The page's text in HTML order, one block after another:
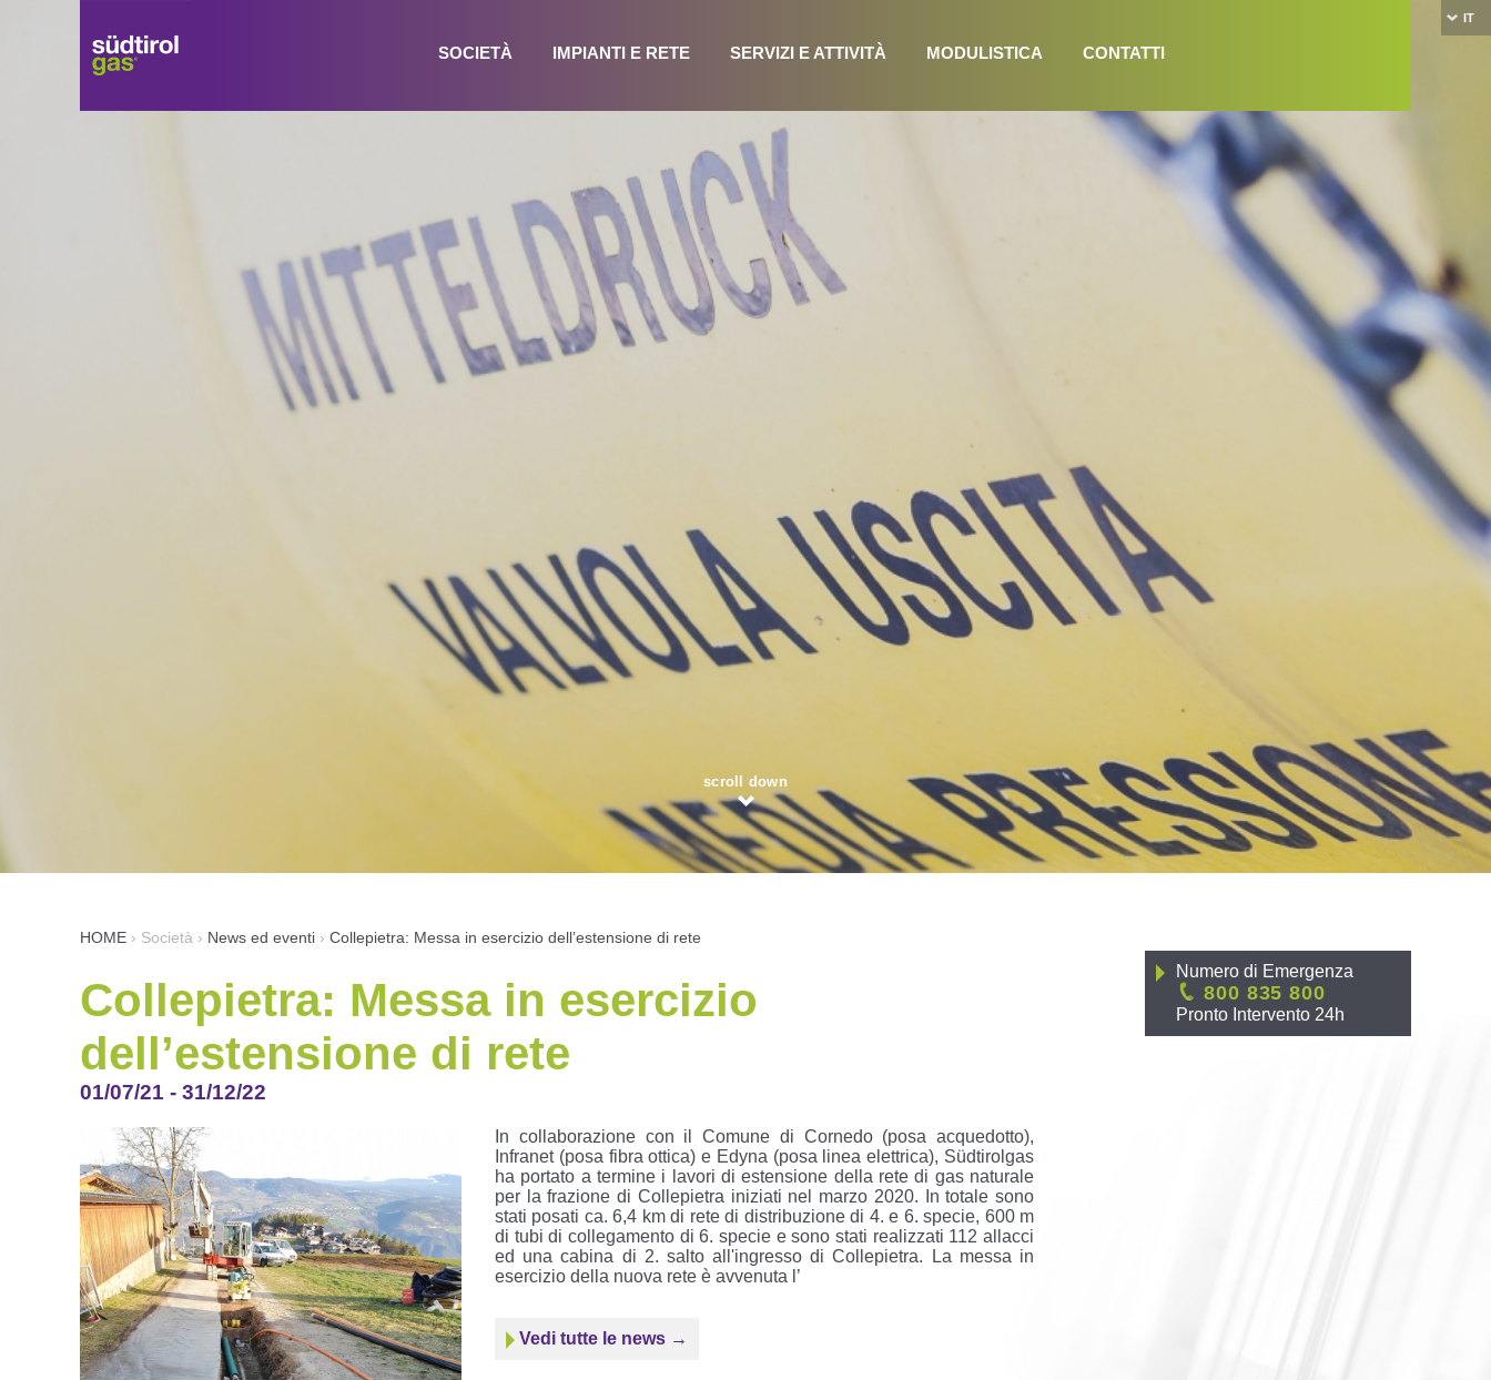
IT
SOCIETÀ IMPIANTI E RETE SERVIZI E ATTIVITÀ MODULISTICA CONTATTI
scroll down
HOME › Società › News ed eventi › Collepietra: Messa in esercizio dell’estensione di rete
Collepietra: Messa in esercizio
dell’estensione di rete
01/07/21 - 31/12/22
In collaborazione con il Comune di Cornedo (posa acquedotto),
Infranet (posa fibra ottica) e Edyna (posa linea elettrica), Südtirolgas
ha portato a termine i lavori di estensione della rete di gas naturale
per la frazione di Collepietra iniziati nel marzo 2020. In totale sono
stati posati ca. 6,4 km di rete di distribuzione di 4. e 6. specie, 600 m
di tubi di collegamento di 6. specie e sono stati realizzati 112 allacci
ed una cabina di 2. salto all'ingresso di Collepietra. La messa in
esercizio della nuova rete è avvenuta l’
Vedi tutte le news →
Numero di Emergenza
800 835 800
Pronto Intervento 24h